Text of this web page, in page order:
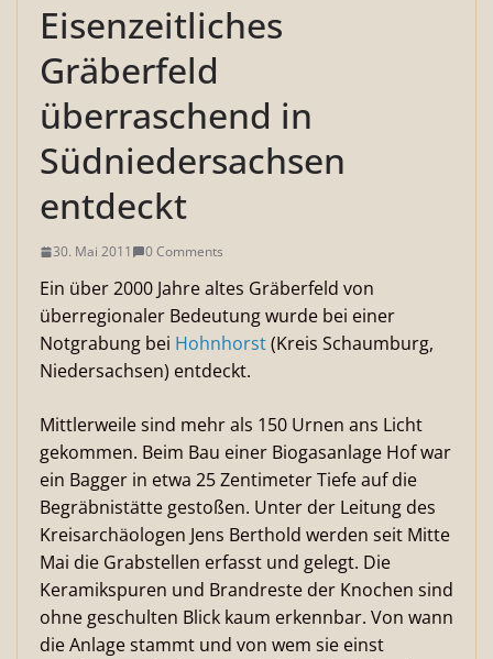
Eisenzeitliches
Gräberfeld
überraschend in
Südniedersachsen
entdeckt
30. Mai 2011 0 Comments
Ein über 2000 Jahre altes Gräberfeld von
überregionaler Bedeutung wurde bei einer
Notgrabung bei Hohnhorst(Kreis Schaumburg,
Niedersachsen) entdeckt.
Mittlerweile sind mehr als 150 Urnen ans Licht
gekommen. Beim Bau einer Biogasanlage Hof war
ein Bagger in etwa 25 Zentimeter Tiefe auf die
Begräbnistätte gestoßen. Unter der Leitung des
Kreisarchäologen Jens Berthold werden seit Mitte
Mai die Grabstellen erfasst und gelegt. Die
Keramikspuren und Brandreste der Knochen sind
ohne geschulten Blick kaum erkennbar. Von wann
die Anlage stammt und von wem sie einst